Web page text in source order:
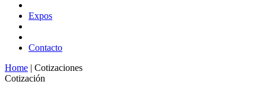
Expos
Contacto
Home | Cotizaciones
Cotización